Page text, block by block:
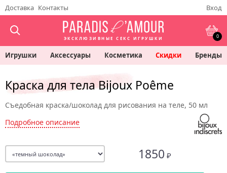
Доставка Контакты Вход
ЭКСКЛЮЗИВНЫЕ СЕКС ИГРУШКИ 0
Игрушки Аксессуары Косметика Скидки Бренды
Краска для тела Bijoux Poême
Съедобная краска/шоколад для рисования на теле, 50 мл
Подробное описание
1850 ₽